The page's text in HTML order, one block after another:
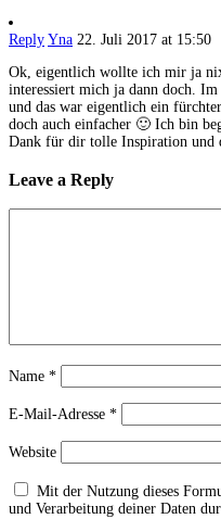
Reply Yna 22. Juli 2017 at 15:50
Ok, eigentlich wollte ich mir ja nix
interessiert mich ja dann doch.
und das war eigentlich ein
doch auch einfacher 🙂 Ich bin
Dank für dir tolle Inspiration und
Leave a Reply
Name *
E-Mail-Adresse *
Website
Mit der Nutzung dieses
und Verarbeitung deiner Daten